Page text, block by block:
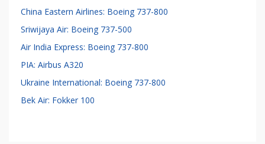
China Eastern Airlines: Boeing 737-800
Sriwijaya Air: Boeing 737-500
Air India Express: Boeing 737-800
PIA: Airbus A320
Ukraine International: Boeing 737-800
Bek Air: Fokker 100